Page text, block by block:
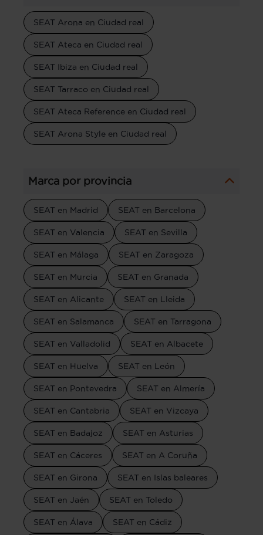
SEAT Arona en Ciudad real
SEAT Ateca en Ciudad real
SEAT Ibiza en Ciudad real
SEAT Tarraco en Ciudad real
SEAT Ateca Reference en Ciudad real
SEAT Arona Style en Ciudad real
Marca por provincia
SEAT en Madrid SEAT en Barcelona
SEAT en Valencia SEAT en Sevilla
SEAT en Málaga SEAT en Zaragoza
SEAT en Murcia SEAT en Granada
SEAT en Alicante SEAT en Lleida
SEAT en Salamanca SEAT en Tarragona
SEAT en Valladolid SEAT en Albacete
SEAT en Huelva SEAT en León
SEAT en Pontevedra SEAT en Almería
SEAT en Cantabria SEAT en Vizcaya
SEAT en Badajoz SEAT en Asturias
SEAT en Cáceres SEAT en A Coruña
SEAT en Girona SEAT en Islas baleares
SEAT en Jaén SEAT en Toledo
SEAT en Álava SEAT en Cádiz